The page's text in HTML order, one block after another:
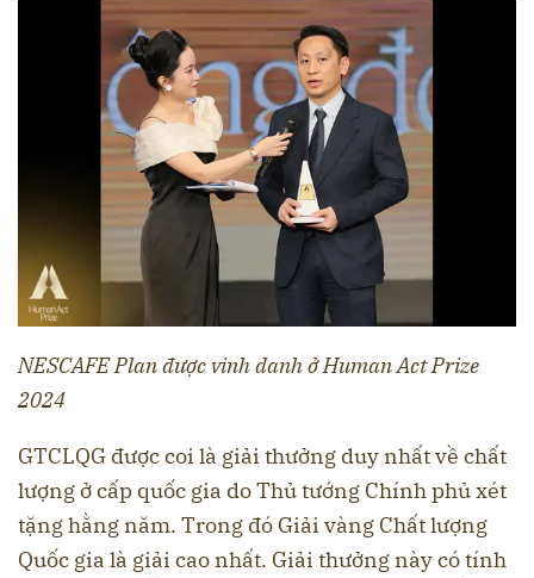
NESCAFE Plan được vinh danh ở Human Act Prize
2024
GTCLQG được coi là giải thưởng duy nhất về chất
lượng ở cấp quốc gia do Thủ tướng Chính phủ xét
tặng hằng năm. Trong đó Giải vàng Chất lượng
Quốc gia là giải cao nhất. Giải thưởng này có tính